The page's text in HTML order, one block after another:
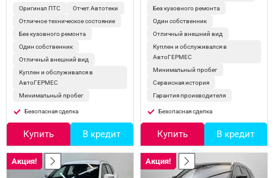
Оригинал ПТС
Отчет Автотеки
Отличное техническое состояние
Без кузовного ремонта
Один собственник
Отличный внешний вид
Куплен и обслуживался в
АвтоГЕРМЕС
Минимальный пробег
Безопасная сделка
Купить В кредит
Без кузовного ремонта
Один собственник
Отличный внешний вид
Куплен и обслуживался в
АвтоГЕРМЕС
Минимальный пробег
Сервисная история
Гарантия производителя
Безопасная сделка
Купить В кредит
Акция! Акция!